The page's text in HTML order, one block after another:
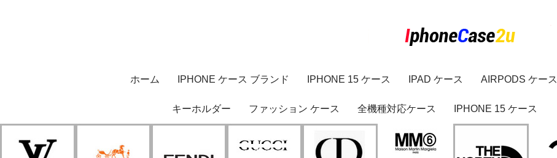
ホーム IPHONE ケース ブランド IPHONE 15 ケース IPAD ケース AIRPODS ケース
キーホルダー ファッション ケース 全機種対応ケース IPHONE 15 ケース